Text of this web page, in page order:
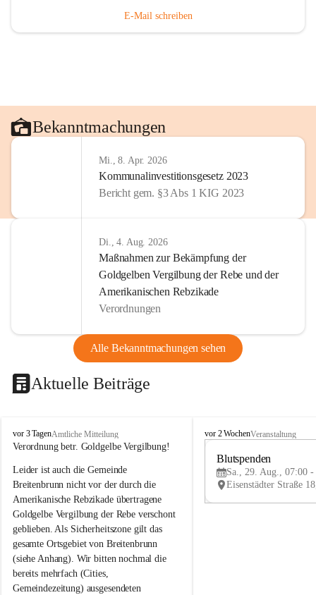
E-Mail schreiben
Bekanntmachungen
Mi., 8. Apr. 2026
Kommunalinvestitionsgesetz 2023
Bericht gem. §3 Abs 1 KIG 2023
Di., 4. Aug. 2026
Maßnahmen zur Bekämpfung der
Goldgelben Vergilbung der Rebe und der
Amerikanischen Rebzikade
Verordnungen
Alle Bekanntmachungen sehen
Aktuelle Beiträge
B
r
i
t
e
n
b
r
u
n
n
a
vor 3 TagenAmtliche Mitteilung
Verordnung betr. Goldgelbe Vergilbung!
Leider ist auch die Gemeinde
Breitenbrunn nicht vor der durch die
Amerikanische Rebzikade übertragene
Goldgelbe Vergilbung der Rebe verschont
geblieben. Als Sicherheitszone gilt das
gesamte Ortsgebiet von Breitenbrunn
(siehe Anhang). Wir bitten nochmal die
bereits mehrfach (Cities,
Gemeindezeitung) ausgesendeten
B
e
vor 2 WochenVeranstaltung
Blutspenden
Sa., 29. Aug., 07:00 -